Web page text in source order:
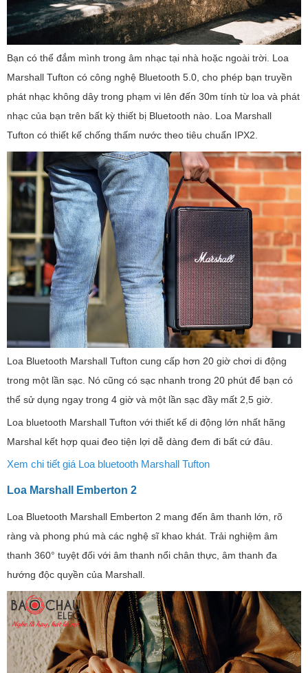
Bạn có thể đắm mình trong âm nhạc tại nhà hoặc ngoài trời. Loa
Marshall Tufton có công nghệ Bluetooth 5.0, cho phép bạn truyền
phát nhạc không dây trong phạm vi lên đến 30m tính từ loa và phát
nhạc của bạn trên bất kỳ thiết bị Bluetooth nào. Loa Marshall
Tufton có thiết kế chống thấm nước theo tiêu chuẩn IPX2.
Loa Bluetooth Marshall Tufton cung cấp hơn 20 giờ chơi di động
trong một lần sạc. Nó cũng có sạc nhanh trong 20 phút để bạn có
thể sử dụng ngay trong 4 giờ và một lần sạc đầy mất 2,5 giờ.
Loa bluetooth Marshall Tufton với thiết kế di động lớn nhất hãng
Marshal kết hợp quai đeo tiện lợi dễ dàng đem đi bất cứ đâu.
Xem chi tiết giá Loa bluetooth Marshall Tufton
Loa Marshall Emberton 2
Loa Bluetooth Marshall Emberton 2 mang đến âm thanh lớn, rõ
ràng và phong phú mà các nghệ sĩ khao khát. Trải nghiệm âm
thanh 360° tuyệt đối với âm thanh nổi chân thực, âm thanh đa
hướng độc quyền của Marshall.